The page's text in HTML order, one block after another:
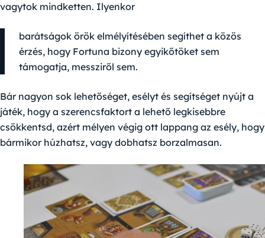
vagytok mindketten. Ilyenkor
barátságok örök elmélyítésében segíthet a közös
érzés, hogy Fortuna bizony egyikőtöket sem
támogatja, messziről sem.
Bár nagyon sok lehetőséget, esélyt és segítséget nyújt a
játék, hogy a szerencsfaktort a lehető legkisebbre
csökkentsd, azért mélyen végig ott lappang az esély, hogy
bármikor húzhatsz, vagy dobhatsz borzalmasan.